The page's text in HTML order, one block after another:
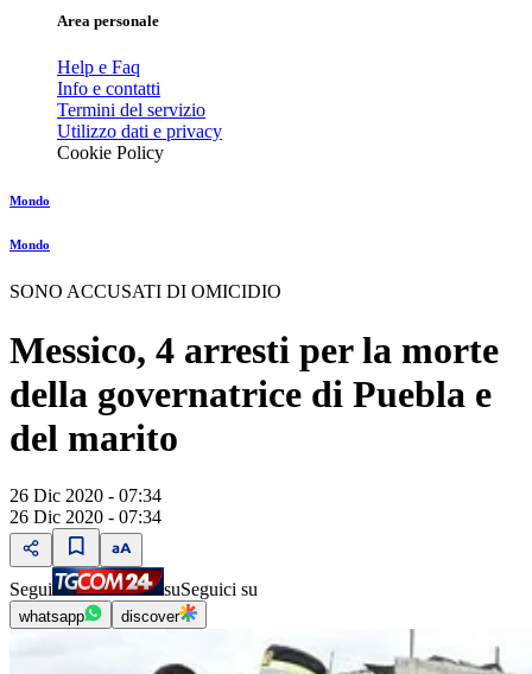
Area personale
Help e Faq
Info e contatti
Termini del servizio
Utilizzo dati e privacy
Cookie Policy
Mondo
Mondo
SONO ACCUSATI DI OMICIDIO
Messico, 4 arresti per la morte
della governatrice di Puebla e
del marito
26 Dic 2020 - 07:34
26 Dic 2020 - 07:34
Segui suSeguici su
whatsapp discover